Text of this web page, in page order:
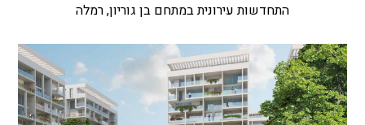
התחדשות עירונית במתחם בן גוריון, רמלה